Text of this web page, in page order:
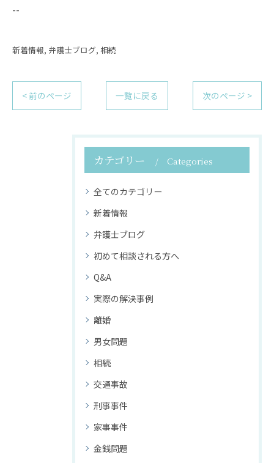
--
新着情報 弁護士ブログ 相続
< 前のページ 一覧に戻る 次のページ >
カテゴリー Categories
全てのカテゴリー
新着情報
弁護士ブログ
初めて相談される方へ
Q&A
実際の解決事例
離婚
男女問題
相続
交通事故
刑事事件
家事事件
金銭問題